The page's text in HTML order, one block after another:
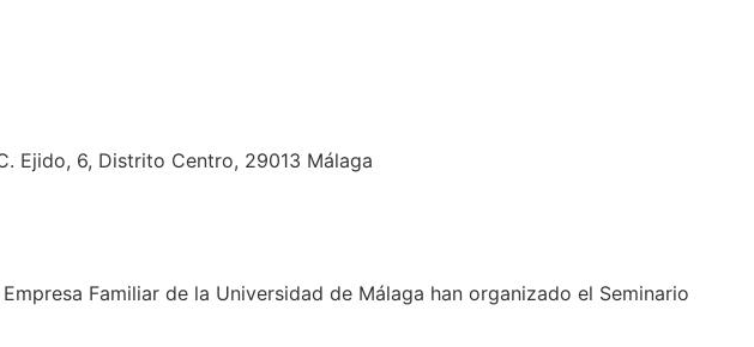
Ejido, 6, Distrito Centro, 29013 Málaga
Familiar de la Universidad de Málaga han organizado el Seminario